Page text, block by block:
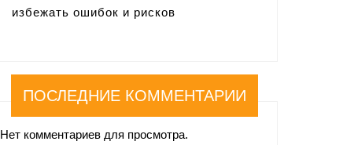
избежать ошибок и рисков
ПОСЛЕДНИЕ КОММЕНТАРИИ
Нет комментариев для просмотра.